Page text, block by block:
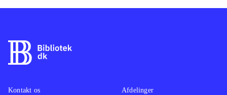
Kontakt os
Afdelinger